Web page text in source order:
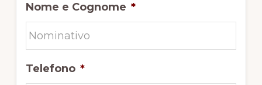
Nome e Cognome *
Telefono *